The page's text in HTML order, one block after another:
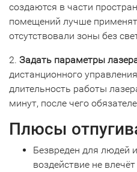
создаются в части
помещений лучше
отсутствовали зоны без
2. Задать параметры
дистанционного
длительность работы
минут, после чего
Плюсы
Безвреден для людей
воздействие не